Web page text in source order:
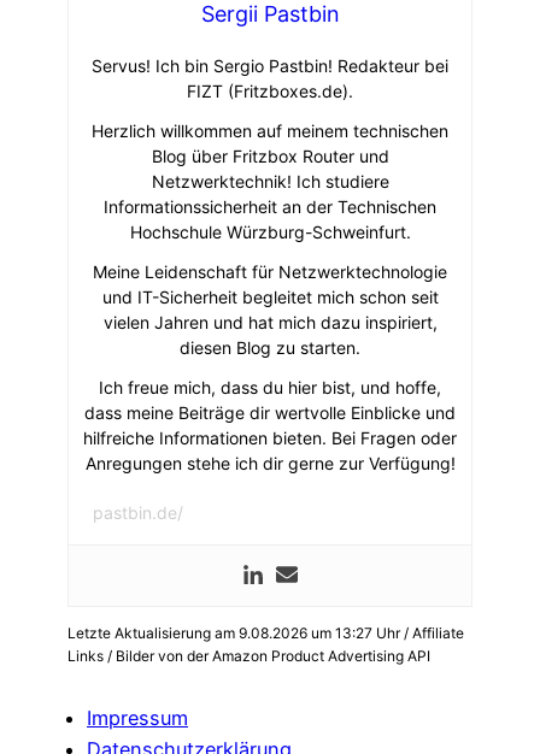
Sergii Pastbin
Servus! Ich bin Sergio Pastbin! Redakteur bei
FIZT (Fritzboxes.de).
Herzlich willkommen auf meinem technischen
Blog über Fritzbox Router und
Netzwerktechnik! Ich studiere
Informationssicherheit an der Technischen
Hochschule Würzburg-Schweinfurt.
Meine Leidenschaft für Netzwerktechnologie
und IT-Sicherheit begleitet mich schon seit
vielen Jahren und hat mich dazu inspiriert,
diesen Blog zu starten.
Ich freue mich, dass du hier bist, und hoffe,
dass meine Beiträge dir wertvolle Einblicke und
hilfreiche Informationen bieten. Bei Fragen oder
Anregungen stehe ich dir gerne zur Verfügung!
pastbin.de/
Letzte Aktualisierung am 9.08.2026 um 13:27 Uhr / Affiliate
Links / Bilder von der Amazon Product Advertising API
Impressum
Datenschutzerklärung